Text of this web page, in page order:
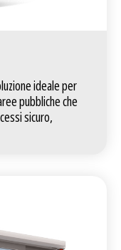
ideale per
pubbliche che
sicuro,